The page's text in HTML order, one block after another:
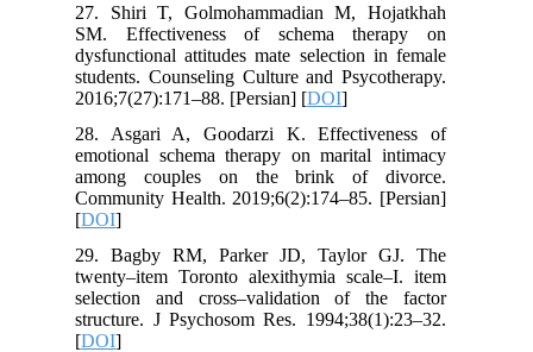
27. Shiri T, Golmohammadian M, Hojatkhah
SM. Effectiveness of schema therapy on
dysfunctional attitudes mate selection in female
students. Counseling Culture and Psycotherapy.
2016;7(27):171–88. [Persian] [DOI
28. Asgari A, Goodarzi K. Effectiveness of
emotional schema therapy on marital intimacy
among couples on the brink of divorce.
Community Health. 2019;6(2):174–85. [Persian]
[DOI
29. Bagby RM, Parker JD, Taylor GJ. The
twenty–item Toronto alexithymia scale–I. item
selection and cross–validation of the factor
structure. J Psychosom Res. 1994;38(1):23–32.
[DOI